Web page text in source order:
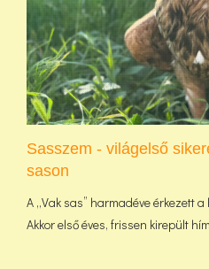
Sasszem - világelső
sason
A „Vak sas” harmadéve érkezett
Akkor első éves, frissen kirepült